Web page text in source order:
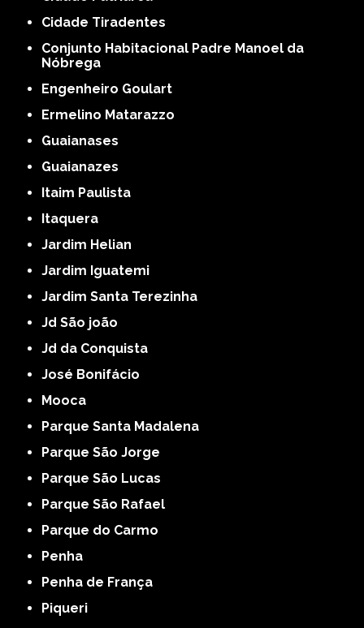
Cidade Tiradentes
Conjunto Habitacional Padre Manoel da
Nóbrega
Engenheiro Goulart
Ermelino Matarazzo
Guaianases
Guaianazes
Itaim Paulista
Itaquera
Jardim Helian
Jardim Iguatemi
Jardim Santa Terezinha
Jd São joão
Jd da Conquista
José Bonifácio
Mooca
Parque Santa Madalena
Parque São Jorge
Parque São Lucas
Parque São Rafael
Parque do Carmo
Penha
Penha de França
Piqueri